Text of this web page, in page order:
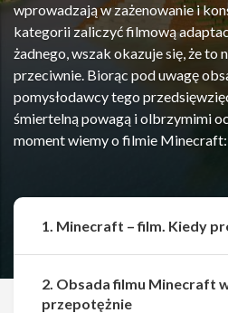
wprowadzają w zażenowanie i
kategorii zaliczyć filmową
żadnego, wszak okazuje się, że to
przeciwnie. Biorąc pod uwagę
pomysłodawcy tego
śmiertelną powagą i olbrzymimi
moment wiemy o filmie
1. Minecraft – film. Kiedy
2. Obsada filmu Minecraft
przepotężnie